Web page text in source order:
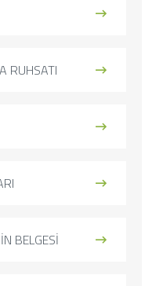
RUHSATI
BELGESİ